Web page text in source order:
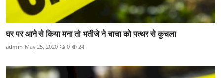
घर पर आने से किया मना तो भतीजे ने चाचा को पत्थर से कुचला
admin May 25, 2020 0 24